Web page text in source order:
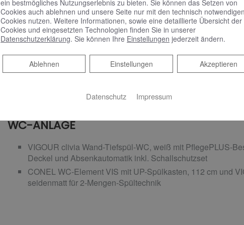
VIGOUR derby style Waschtisch, 65 x 48 cm, weiß mit
Halbsäule weiß sowie TRINNITY Waschtisch-
Hansapolo Einhand-Waschtischarmatur mit Ablaufgarnitur,
VIGOUR derby LED-Lichtspiegel, 65 x 80 cm, 4-seitig
hinterleuchtet, 4.000 Kelvin
WC-ANLAGE
VIGOUR clivia Wand-Tiefspül-WC, weiß mit PflegePLUS-
Deckel und Absenkautomatik inkl. Schallschutzset
CONEL WC-Element VIS mit UP-Spülkasten, 112 cm und
seidenmatt für 2-Mengen-Spültechnik
ein bestmögliches Nutzungserlebnis zu bieten. Sie können das Setzen von
Cookies auch ablehnen und unsere Seite nur mit den technisch notwendigen
Cookies nutzen. Weitere Informationen, sowie eine detaillierte Übersicht der
Cookies und eingesetzten Technologien finden Sie in unserer
Datenschutzerklärung. Sie können Ihre Einstellungen jederzeit ändern.
Akzeptieren
Einstellungen
Ablehnen
Ablehnen
Datenschutz Impressum